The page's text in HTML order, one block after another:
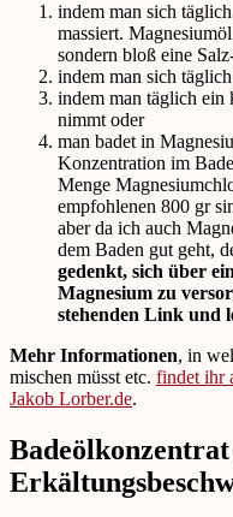
indem man sich
massiert.
sondern bloß eine
indem man sich
indem man täglich ein
nimmt oder
man badet in
Konzentration im
Menge
empfohlenen 800 gr
aber da ich auch
dem Baden gut geht,
gedenkt, sich über
Magnesium zu
stehenden Link und
Mehr Informationen, in
mischen müsst etc. findet ihr
Jakob Lorber.de.
Badeölkonzentrat